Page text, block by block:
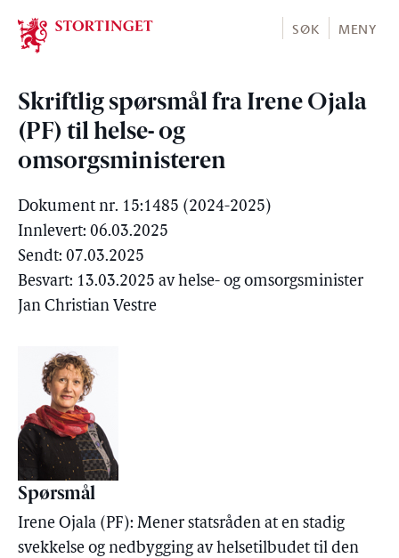
Stortinget.no
SØK MENY
Skriftlig spørsmål fra Irene Ojala
(PF) til helse- og
omsorgsministeren
Dokument nr. 15:1485 (2024-2025)
Innlevert: 06.03.2025
Sendt: 07.03.2025
Besvart: 13.03.2025 av helse- og omsorgsminister
Jan Christian Vestre
Spørsmål
Irene Ojala (PF): Mener statsråden at en stadig
svekkelse og nedbygging av helsetilbudet til den